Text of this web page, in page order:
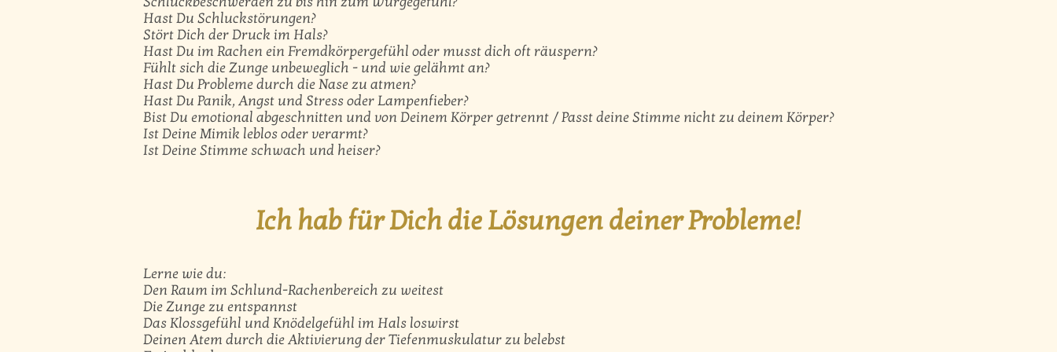
Hast Du Schluckstörungen?
Stört Dich der Druck im Hals?
Hast Du im Rachen ein Fremdkörpergefühl oder musst dich oft räuspern?
Fühlt sich die Zunge unbeweglich - und wie gelähmt an?
Hast Du Probleme durch die Nase zu atmen?
Hast Du Panik, Angst und Stress oder Lampenfieber?
Bist Du emotional abgeschnitten und von Deinem Körper getrennt / Passt deine Stimme nicht zu deinem Körper?
Ist Deine Mimik leblos oder verarmt?
Ist Deine Stimme schwach und heiser?
Ich hab für Dich die Lösungen deiner Probleme!
Lerne wie du:
Den Raum im Schlund-Rachenbereich zu weitest
Die Zunge zu entspannst
Das Klossgefühl und Knödelgefühl im Hals loswirst
Deinen Atem durch die Aktivierung der Tiefenmuskulatur zu belebst